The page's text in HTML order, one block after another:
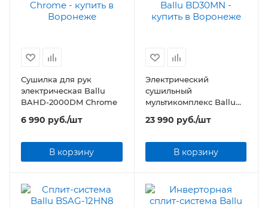
Сушилка для рук
электрическая Ballu
BAHD-2000DM Chrome
6 990 руб./шт
В корзину
Электрический
сушильный
мультикомплекс Ballu
23 990 руб./шт
В корзину